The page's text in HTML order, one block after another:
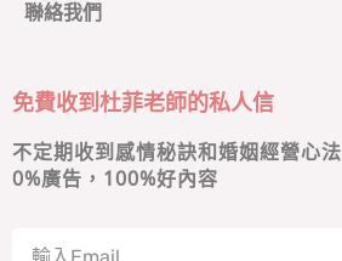
聯絡我們
免費收到杜菲老師的私人信
不定期收到感情秘訣和婚姻經營心法
0%廣告，100%好內容